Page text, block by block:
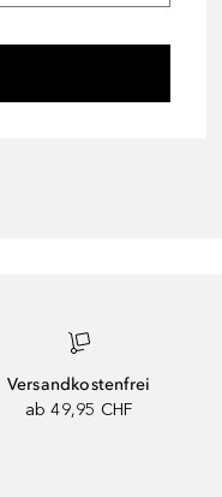
Versandkostenfrei
ab 49,95 CHF